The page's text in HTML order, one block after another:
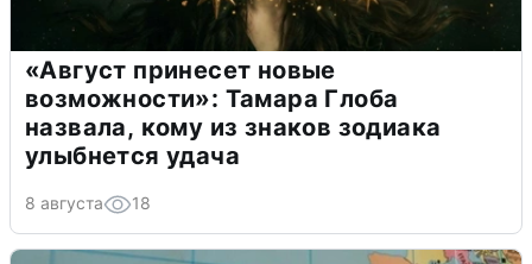
«Август принесет новые
возможности»: Тамара Глоба
назвала, кому из знаков зодиака
улыбнется удача
8 августа 18